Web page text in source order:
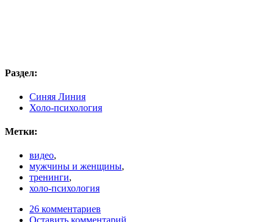
Раздел:
Синяя Линия
Холо-психология
Метки:
видео,
мужчины и женщины,
тренинги,
холо-психология
26 комментариев